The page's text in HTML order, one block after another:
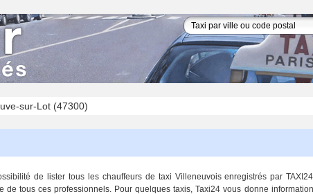
sur-Lot (47300)
de lister tous les chauffeurs de taxi Villeneuvois enregistrés par
tous ces professionnels. Pour quelques taxis, Taxi24 vous donne